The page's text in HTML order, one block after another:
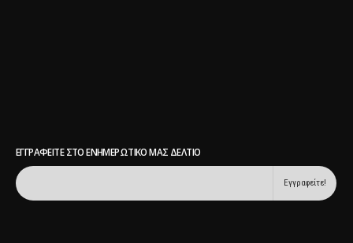
ΕΓΓΡΑΦΕΊΤΕ ΣΤΟ ΕΝΗΜΕΡΩΤΙΚΌ ΜΑΣ ΔΕΛΤΊΟ